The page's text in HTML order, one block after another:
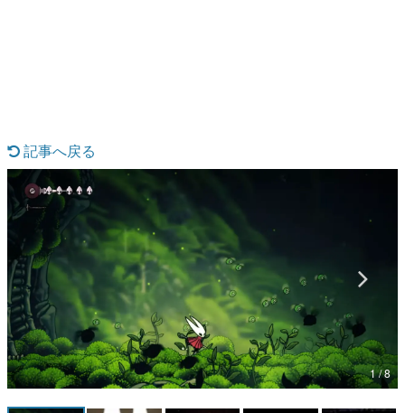
です。
ゲームが変えた日本語
「経験値」「裏技」「ラスボス」… ゲームにまつわる言葉
の起源や用法の変遷を、コンピューター文化史研究家・タ
イニーP氏が徹底調査。
カテゴリ
特集記事
マンガ